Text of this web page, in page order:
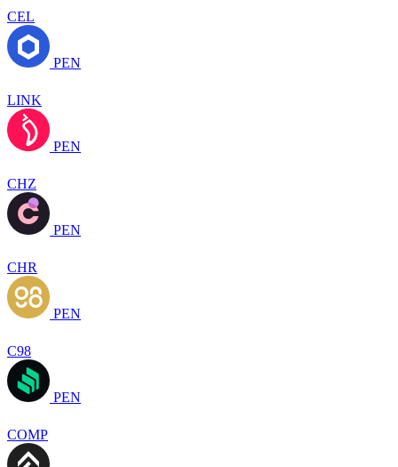
CEL
PEN
LINK
PEN
CHZ
PEN
CHR
PEN
C98
PEN
COMP